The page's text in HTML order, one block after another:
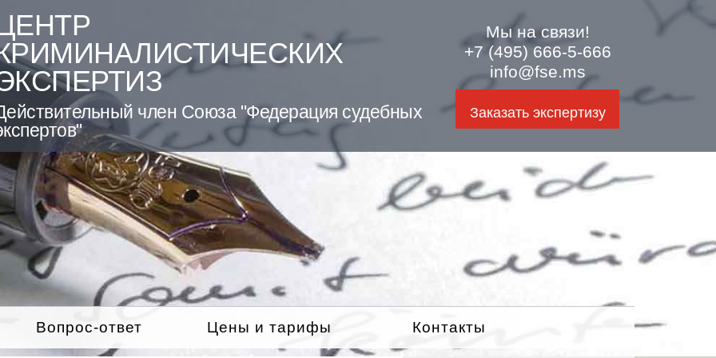
член Союза "Федерация судебных
Мы на связи!
+7 (495) 666-5-666
info@fse.ms
Заказать экспертизу
Вопрос-ответ Цены и тарифы Контакты